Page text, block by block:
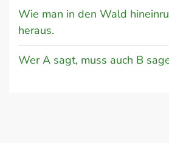
Wie man in den Wald
heraus.
Wer A sagt, muss auch B